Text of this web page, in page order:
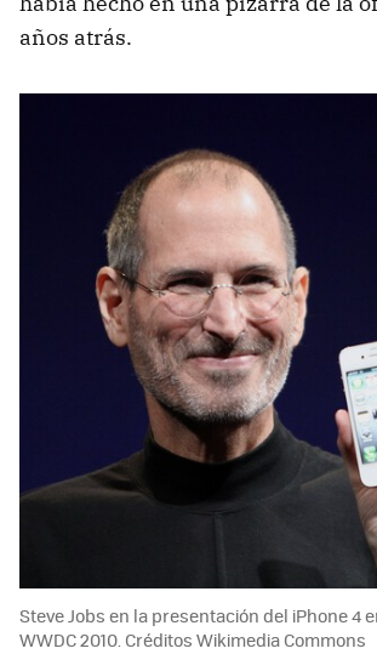
años atrás.
Steve Jobs en la presentación del iPhone 4
WWDC 2010. Créditos Wikimedia Commons